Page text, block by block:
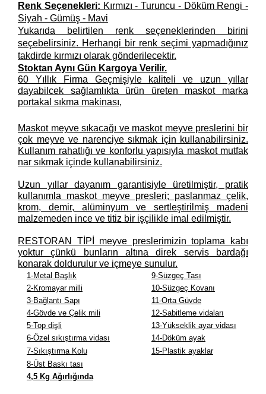
Renk Seçenekleri: Kırmızı - Turuncu - Döküm Rengi -
Siyah - Gümüş - Mavi
Yukarıda belirtilen renk seçeneklerinden birini
seçebelirsiniz. Herhangi bir renk seçimi yapmadığınız
takdirde kırmızı olarak gönderilecektir.
Stoktan Aynı Gün Kargoya Verilir.
60 Yıllık Firma Geçmişiyle kaliteli ve uzun yıllar
dayabilcek sağlamlıkta ürün üreten maskot marka
portakal sıkma makinası,
Maskot meyve sıkacağı ve maskot meyve preslerini bir
çok meyve ve narenciye sıkmak için kullanabilirsiniz.
Kullanım rahatlığı ve konforlu yapısıyla maskot mutfak
nar sıkmak içinde kullanabilirsiniz.
Uzun yıllar dayanım garantisiyle üretilmiştir, pratik
kullanımla maskot meyve presleri; paslanmaz çelik,
krom, demir, alüminyum ve sertleştirilmiş madeni
malzemeden ince ve titiz bir işçilikle imal edilmiştir.
RESTORAN TİPİ meyve preslerimizin toplama kabı
yoktur çünkü bunların altına direk servis bardağı
konarak doldurulur ve içmeye sunulur.
1-Metal Başlık
9-Süzgeç Tası
2-Kromayar milli
10-Süzgeç Kovanı
3-Bağlantı Sapı
11-Orta Güvde
4-Gövde ve Çelik mili
12-Sabitleme vidaları
5-Top dişli
13-Yükseklik ayar vidası
6-Özel sıkıştırma vidası
14-Döküm ayak
7-Sıkıştırma Kolu
15-Plastik ayaklar
8-Üst Baskı tası
4,5 Kg Ağırlığında